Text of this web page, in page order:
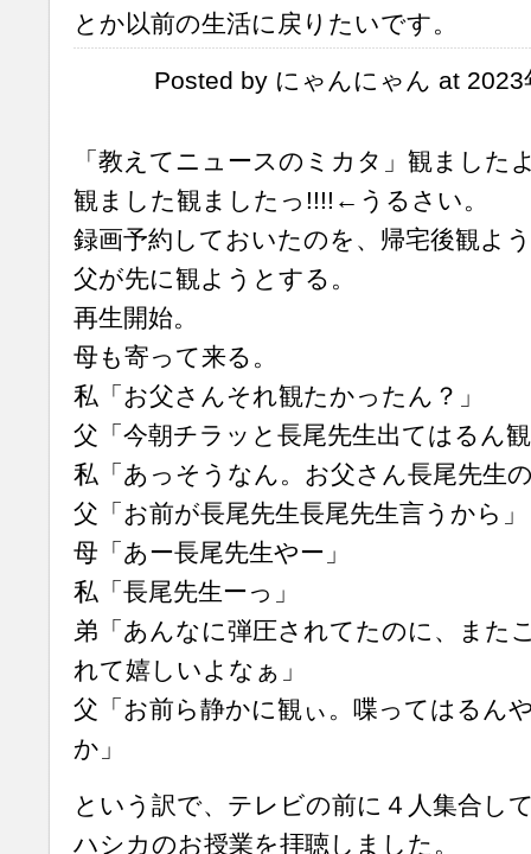
とか以前の生活に戻りたいです。
Posted by にゃんにゃん at
「教えてニュースのミカタ」観ました
観ました観ましたっ!!!!←うるさい。
録画予約しておいたのを、帰宅後観よ
父が先に観ようとする。
再生開始。
母も寄って来る。
私「お父さんそれ観たかったん？」
父「今朝チラッと長尾先生出てはるん
私「あっそうなん。お父さん長尾先生
父「お前が長尾先生長尾先生言うから」
母「あー長尾先生やー」
私「長尾先生ーっ」
弟「あんなに弾圧されてたのに、また
れて嬉しいよなぁ」
父「お前ら静かに観ぃ。喋ってはるん
か」
という訳で、テレビの前に４人集合し
ハシカのお授業を拝聴しました。